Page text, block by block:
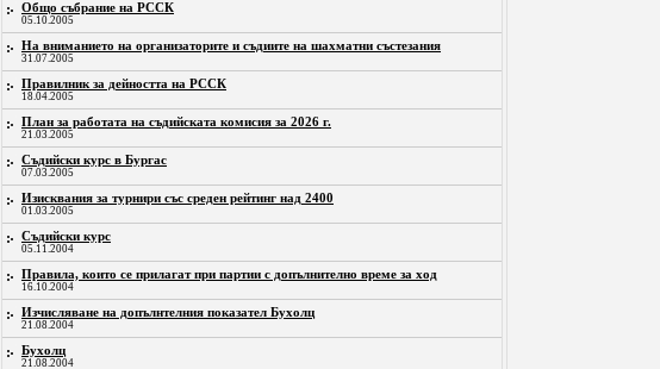
Общо събрание на РССК
05.10.2005
На вниманието на организаторите и съдиите на шахматни състезания
31.07.2005
Правилник за дейността на РССК
18.04.2005
План за работата на съдийската комисия за 2026 г.
21.03.2005
Съдийски курс в Бургас
07.03.2005
Изисквания за турнири със среден рейтинг над 2400
01.03.2005
Съдийски курс
05.11.2004
Правила, които се прилагат при партии с допълнително време за ход
16.10.2004
Изчисляване на допълнтелния показател Бухолц
21.08.2004
Бухолц
21.08.2004